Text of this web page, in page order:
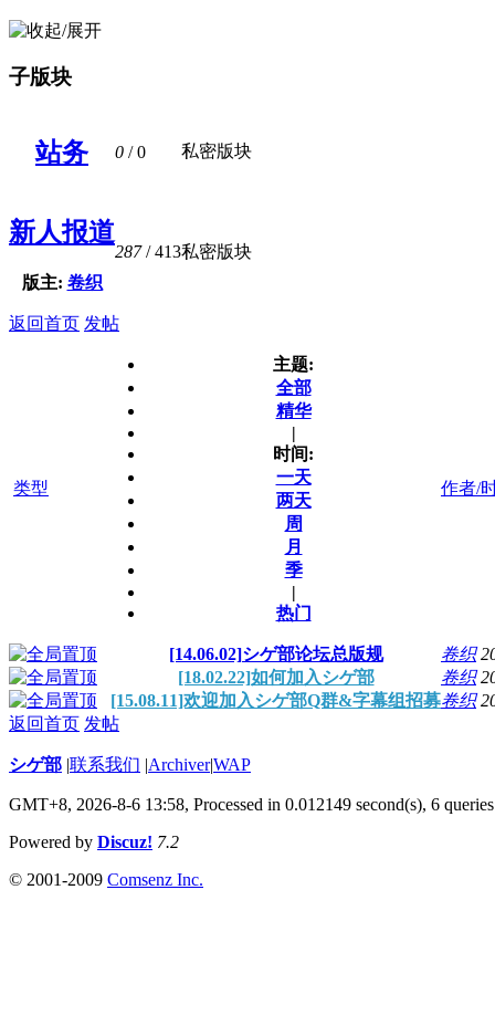
子版块
站务 0 / 0 私密版块
新人报道
版主: 卷织
287/ 413私密版块
返回首页 发帖
类型
主题:
全部
精华
|
时间:
一天
两天
周
月
季
|
热门
作者/
[14.06.02]シゲ部论坛总版规 卷织
[18.02.22]如何加入シゲ部
卷织
[15.08.11]欢迎加入シゲ部Q群&字幕组招募卷织
返回首页 发帖
シゲ部 |联系我们 |Archiver|WAP
GMT+8, 2026-8-6 13:58, Processed in 0.012149 second(s), 6 queries
Powered by Discuz! 7.2
© 2001-2009 Comsenz Inc.